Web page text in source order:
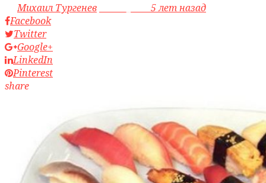
byМихаил Тургенев
5 лет назад
Facebook
Twitter
Google+
LinkedIn
Pinterest
share